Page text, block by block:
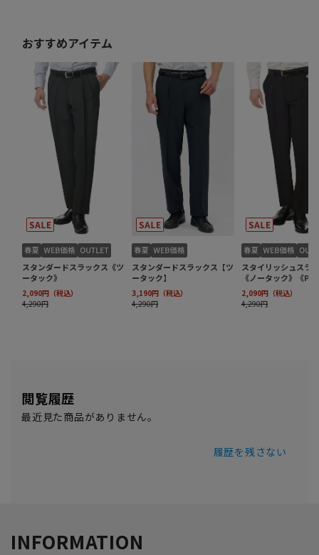
閲覧履歴
最近見た商品がありません。
履歴を残さない
INFORMATION